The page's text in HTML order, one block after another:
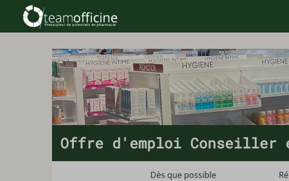
Offre d'emploi Conseiller
Dès que possible